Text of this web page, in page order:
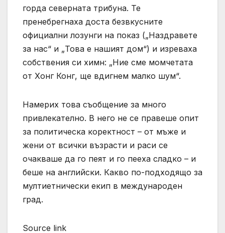
горда северната трибуна. Те
пренебрегнаха доста безвкусните
официални лозунги на показ („Наздравете
за нас“ и „Това е нашият дом“) и изреваха
собствения си химн: „Ние сме момчетата
от Хонг Конг, ще вдигнем малко шум“.
Намерих това съобщение за много
привлекателно. В него не се правеше опит
за политическа коректност – от мъже и
жени от всички възрасти и раси се
очакваше да го пеят и го пееха сладко – и
беше на английски. Какво по-подходящо за
мултиетнически екип в международен
град.
Source link